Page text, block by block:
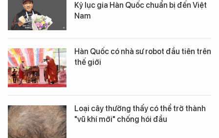
Kỷ lục gia Hàn Quốc chuẩn bị đến Việt
Nam
Hàn Quốc có nhà sư robot đầu tiên trên
thế giới
Loại cây thường thấy có thể trở thành
"vũ khí mới" chống hói đầu